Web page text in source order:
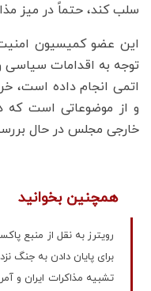
سلب کند، حتماً در میز
این عضو کمیسیون
توجه به اقدامات سیاسی
و از موضوعاتی است
خارجی مجلس در حال
همچنین بخوانید
رویترز به نقل از منبع
برای پایان دادن به جنگ
تشبیه مذاکرات ایران و